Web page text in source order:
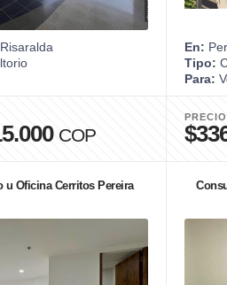
COP
En:
Tipo:
Para:
u Oficina Cerritos Pereira